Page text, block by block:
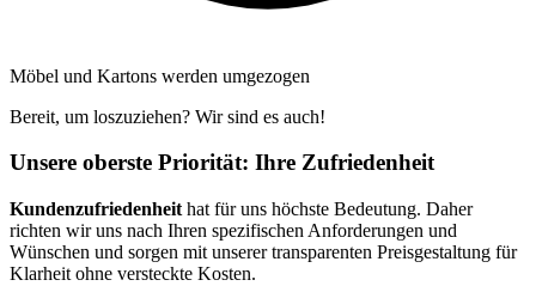
Möbel und Kartons werden umgezogen
Bereit, um loszuziehen? Wir sind es auch!
Unsere oberste Priorität: Ihre Zufriedenheit
Kundenzufriedenheit hat für uns höchste Bedeutung. Daher
richten wir uns nach Ihren spezifischen Anforderungen und
Wünschen und sorgen mit unserer transparenten Preisgestaltung für
Klarheit ohne versteckte Kosten.